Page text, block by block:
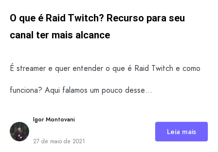
O que é Raid Twitch? Recurso para seu
canal ter mais alcance
É streamer e quer entender o que é Raid Twitch e como
funciona? Aqui falamos um pouco desse…
Igor Montovani
27 de maio de 2021
Leia mais